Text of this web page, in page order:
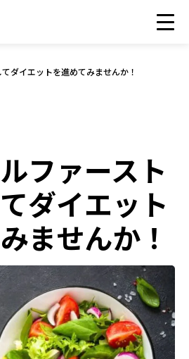
ダイエットを進めてみませんか！
ファースト
ダイエット
ませんか！